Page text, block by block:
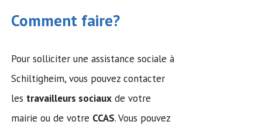
Comment faire?
Pour solliciter une assistance sociale à
Schiltigheim, vous pouvez contacter
les travailleurs sociaux de votre
mairie ou de votre CCAS. Vous pouvez